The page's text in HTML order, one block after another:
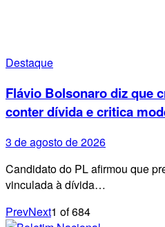
Destaque
Flávio Bolsonaro diz que
conter dívida e critica
3 de agosto de 2026
Candidato do PL afirmou que
vinculada à dívida…
PrevNext1 of684